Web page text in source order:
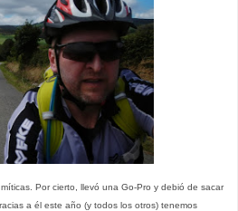
Por cierto, llevó una Go-Pro y debió de sacar
a él este año (y todos los otros) tenemos